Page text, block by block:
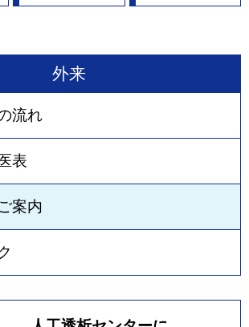
外来
流れ
表
案内